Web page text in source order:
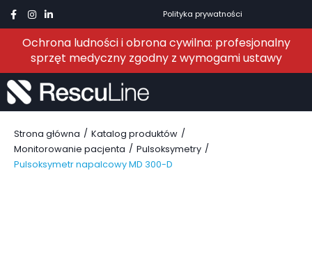
Polityka prywatności
Ochrona ludności i obrona cywilna: profesjonalny
sprzęt medyczny zgodny z wymogami ustawy
Strona główna / Katalog produktów /
Monitorowanie pacjenta / Pulsoksymetry /
Pulsoksymetr napalcowy MD 300-D